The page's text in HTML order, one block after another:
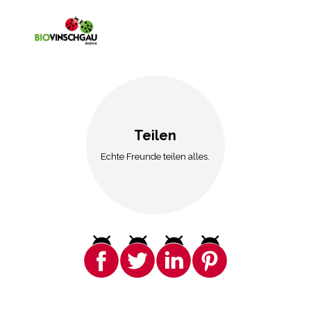
Teilen
Echte Freunde teilen alles.